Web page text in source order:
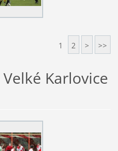
1 2 > >>
Karlovice